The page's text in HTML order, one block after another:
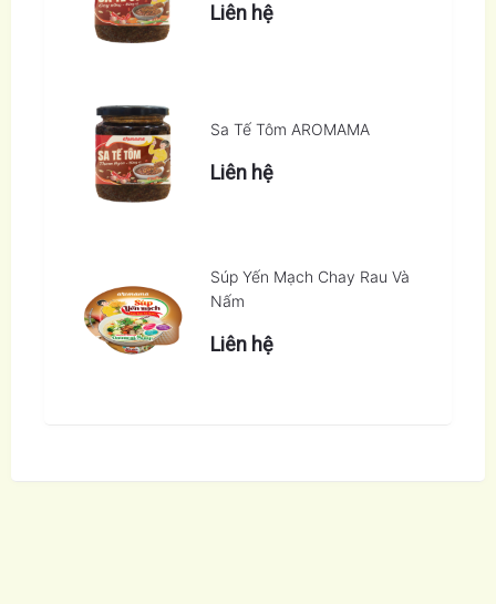
Liên hệ
Sa Tế Tôm AROMAMA
Liên hệ
Súp Yến Mạch Chay Rau Và
Nấm
Liên hệ